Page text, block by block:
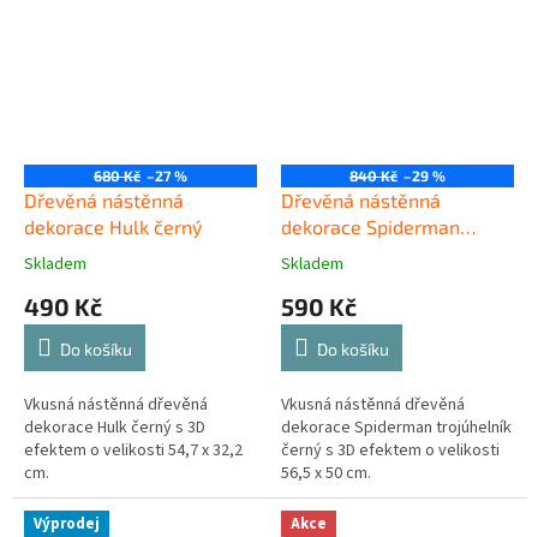
680 Kč –27 %
Dřevěná nástěnná
dekorace Hulk černý
Skladem
490 Kč
Do košíku
Vkusná nástěnná dřevěná
dekorace Hulk černý s 3D
efektem o velikosti 54,7 x 32,2
cm.
840 Kč –29 %
Dřevěná nástěnná
dekorace Spiderman
trojúhelník černý
Skladem
590 Kč
Do košíku
Vkusná nástěnná dřevěná
dekorace Spiderman trojúhelník
černý s 3D efektem o velikosti
56,5 x 50 cm.
Výprodej
Akce